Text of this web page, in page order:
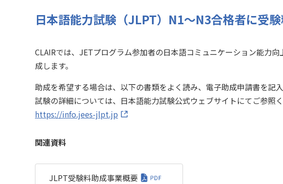
日本語能力試験（JLPT）N1〜N3合格者に受験
CLAIRでは、JETプログラム参加者の日本語コミュニケーション能力
成します。
助成を希望する場合は、以下の書類をよく読み、電子助成申請書を記
試験の詳細については、日本語能力試験公式ウェブサイトにてご参照く
https://info.jees-jlpt.jp
関連資料
JLPT受験料助成事業概要